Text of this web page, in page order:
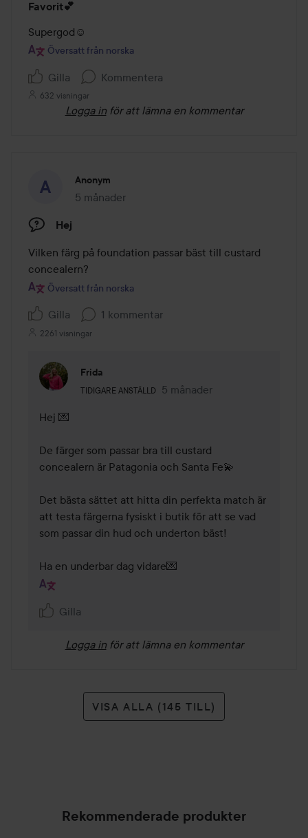
5
av
5
Favorit💕
Supergod☺️
Översatt från norska
Gilla Kommentera
632 visningar
Logga in för att lämna en kommentar
Anonym
5 månader
Inlägget skapades 5 månader
Hej
Vilken färg på foundation passar bäst till custard
concealern?
Översatt från norska
Gilla 1 kommentar
2261 visningar
Frida
TIDIGARE ANSTÄLLD
Användarens roll: Tidigare anställd.
5 månader
Kommentaren lades 5
Hej 💌
De färger som passar bra till custard
concealern är Patagonia och Santa Fe💫
Det bästa sättet att hitta din perfekta match är
att testa färgerna fysiskt i butik för att se vad
som passar din hud och underton bäst!
Ha en underbar dag vidare💌
Gilla
Logga in för att lämna en kommentar
VISA ALLA (145 TILL)
Rekommenderade produkter